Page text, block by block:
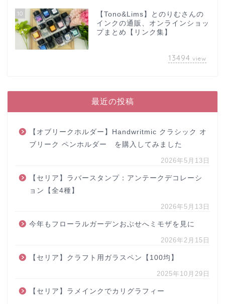
10
【Tono&Lims】とのりむさんの
インクの通販、オンラインショッ
プまとめ【リンク集】
13494 view
最近の投稿
【オブリークホルダー】Handwritmic クラシック オ
ブリーク ペンホルダー を購入してみました
2026年5月13日
【セリア】ラバースタンプ：アンテークデコレーシ
ョン【全4種】
2026年5月13日
今年もフローラルガーデンおぶせへミモザを見に
2026年2月15日
【セリア】クラフト用ガラスペン【100均】
2025年10月29日
【セリア】ラメインクでカリグラフィー